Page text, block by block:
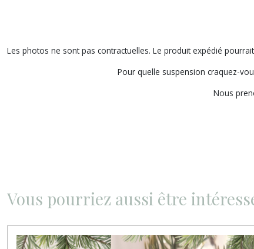
Les photos ne sont pas contractuelles. Le produit expédié
Pour quelle suspension craquez-
Nous
Vous pourriez aussi être